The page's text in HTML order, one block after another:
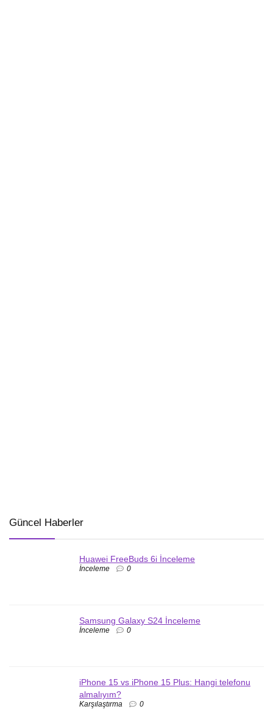
Güncel Haberler
Huawei FreeBuds 6i İnceleme
İnceleme 0
Samsung Galaxy S24 İnceleme
İnceleme 0
iPhone 15 vs iPhone 15 Plus: Hangi telefonu
almalıyım?
Karşılaştırma 0